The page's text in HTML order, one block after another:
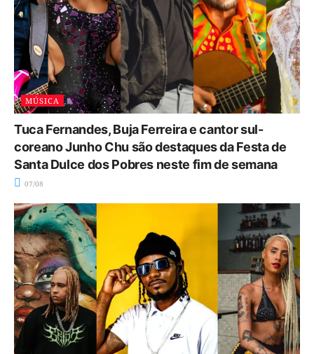
MÚSICA
Tuca Fernandes, Buja Ferreira e cantor sul-
coreano Junho Chu são destaques da Festa de
Santa Dulce dos Pobres neste fim de semana
07/08